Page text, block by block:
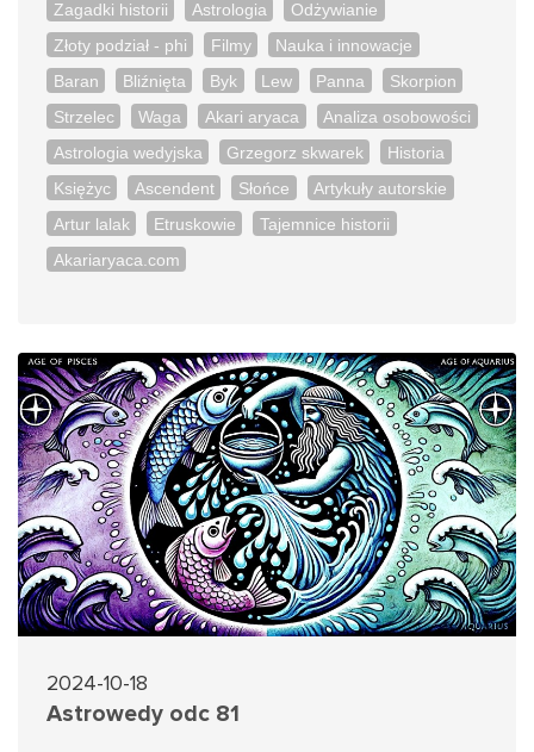
Zagadki historii Astrologia
Odżywianie
Złoty podział - phi
Filmy
Nauka i innowacje
Baran
Bliźnięta Byk Lew Panna
Skorpion
Strzelec
Waga Akari aryaca
Analiza osobowości
Astrologia wedyjska
Grzegorz skwarek
Historia
Księżyc
Ascendent Słońce
Artykuły autorskie
Artur lalak
Etruskowie
Tajemnice historii
Akariaryaca.com
2024-10-18
Astrowedy odc 81